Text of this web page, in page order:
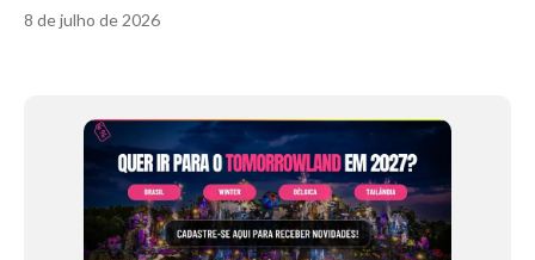
8 de julho de 2026